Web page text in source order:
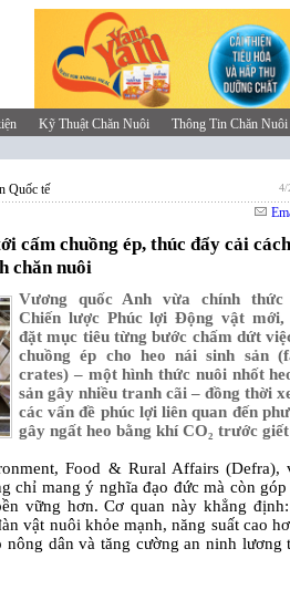
Kỹ Thuật Chăn Nuôi Thông Tin Chăn Nuôi
Quốc tế 4/
cấm chuồng ép, thúc đẩy cải
chăn nuôi
Vương quốc Anh vừa chính thức
Chiến lược Phúc lợi Động vật mới,
đặt mục tiêu từng bước chấm dứt
chuồng ép cho heo nái sinh sản
crates) – một hình thức nuôi nhốt
sản gây nhiều tranh cãi – đồng thời
các vấn đề phúc lợi liên quan đến
gây ngất heo bằng khí CO₂ trước
Food & Rural Affairs (Defra),
chỉ mang ý nghĩa đạo đức mà còn
vững hơn. Cơ quan này khẳng
vật nuôi khỏe mạnh, năng suất cao
dân và tăng cường an ninh lương